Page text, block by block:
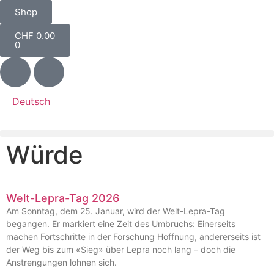
Shop
CHF 0.00
0
Deutsch
Würde
Welt-Lepra-Tag 2026
Am Sonntag, dem 25. Januar, wird der Welt-Lepra-Tag
begangen. Er markiert eine Zeit des Umbruchs: Einerseits
machen Fortschritte in der Forschung Hoffnung, andererseits ist
der Weg bis zum «Sieg» über Lepra noch lang – doch die
Anstrengungen lohnen sich.